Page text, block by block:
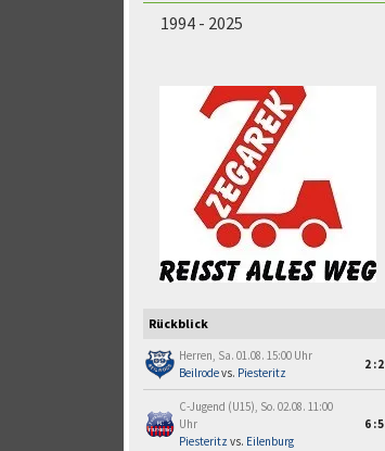
1994 - 2025
Rückblick
Herren, Sa. 01.08. 15:00 Uhr
Beilrodevs. Piesteritz
2:2
C-Jugend (U15), So. 02.08. 11:00
Uhr
Piesteritz vs. Eilenburg
6:5